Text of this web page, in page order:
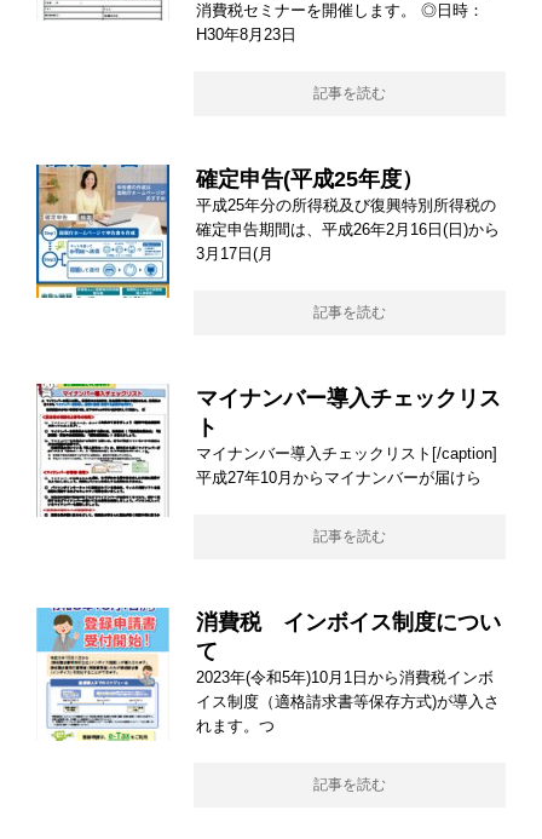
消費税セミナーを開催します。 ◎日時：
H30年8月23日
記事を読む
確定申告(平成25年度）
平成25年分の所得税及び復興特別所得税の
確定申告期間は、平成26年2月16日(日)から
3月17日(月
記事を読む
マイナンバー導入チェックリス
ト
マイナンバー導入チェックリスト[/caption]
平成27年10月からマイナンバーが届けら
記事を読む
消費税 インボイス制度につい
て
2023年(令和5年)10月1日から消費税インボ
イス制度（適格請求書等保存方式)が導入さ
れます。つ
記事を読む